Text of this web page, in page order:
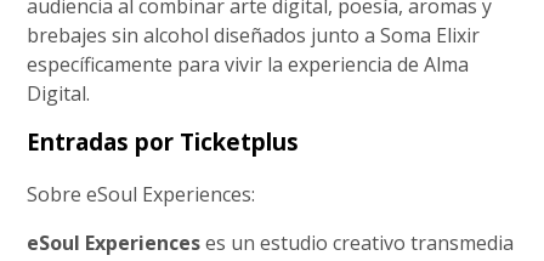
audiencia al combinar arte digital, poesía, aromas y
brebajes sin alcohol diseñados junto a Soma Elixir
específicamente para vivir la experiencia de Alma
Digital.
Entradas por Ticketplus
Sobre eSoul Experiences:
eSoul Experienceses un estudio creativo transmedia